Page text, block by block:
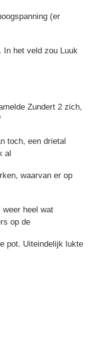
(er
In het veld zou Luuk
Zundert 2 zich,
toch, een drietal
al
waarvan er op
heel wat
op de
pot. Uiteindelijk lukte